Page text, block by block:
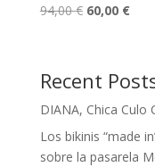
94,00€ El
era:
94,00 €.
60,00 €El
es:
Recent
DIANA, Chica Culo
Los bikinis “made
sobre la pasarela